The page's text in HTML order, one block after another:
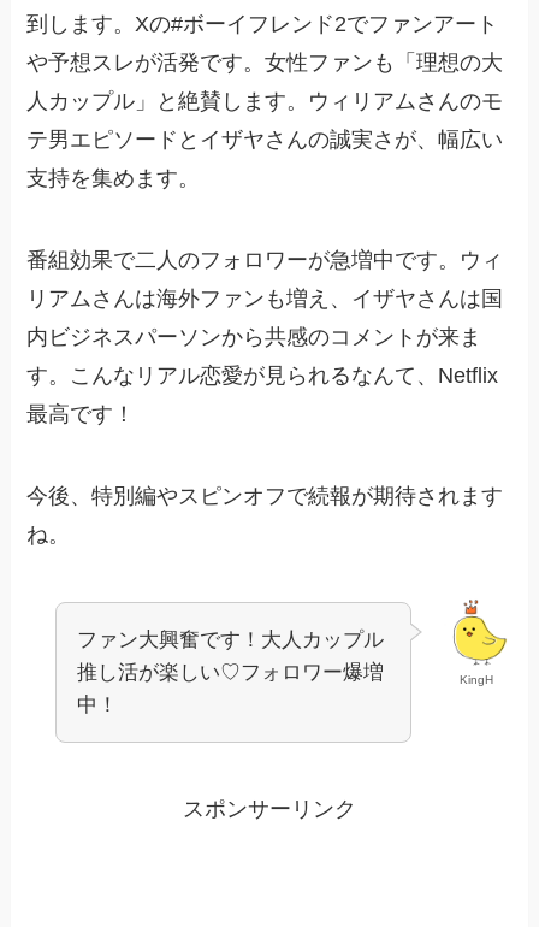
到します。Xの#ボーイフレンド2でファンアート
や予想スレが活発です。女性ファンも「理想の大
人カップル」と絶賛します。ウィリアムさんのモ
テ男エピソードとイザヤさんの誠実さが、幅広い
支持を集めます。
番組効果で二人のフォロワーが急増中です。ウィ
リアムさんは海外ファンも増え、イザヤさんは国
内ビジネスパーソンから共感のコメントが来ま
す。こんなリアル恋愛が見られるなんて、Netflix
最高です！
今後、特別編やスピンオフで続報が期待されます
ね。​
KingH
ファン大興奮です！大人カップル
推し活が楽しい♡フォロワー爆増
中！
スポンサーリンク